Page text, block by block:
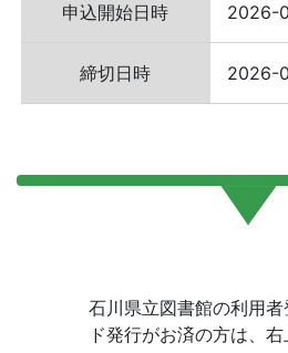
申込開始日時 2026-
締切日時 2026-
石川県立図書館の利用
ド発行がお済の方は、